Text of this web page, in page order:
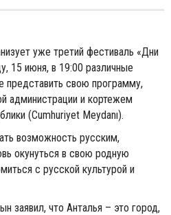
уже третий фестиваль «Дни
15 июня, в 19:00 различные
представить свою программу,
администрации и кортежем
(Cumhuriyet Meydanı).
возможность русским,
окунуться в свою родную
с русской культурой и
заявил, что Анталья – это город,